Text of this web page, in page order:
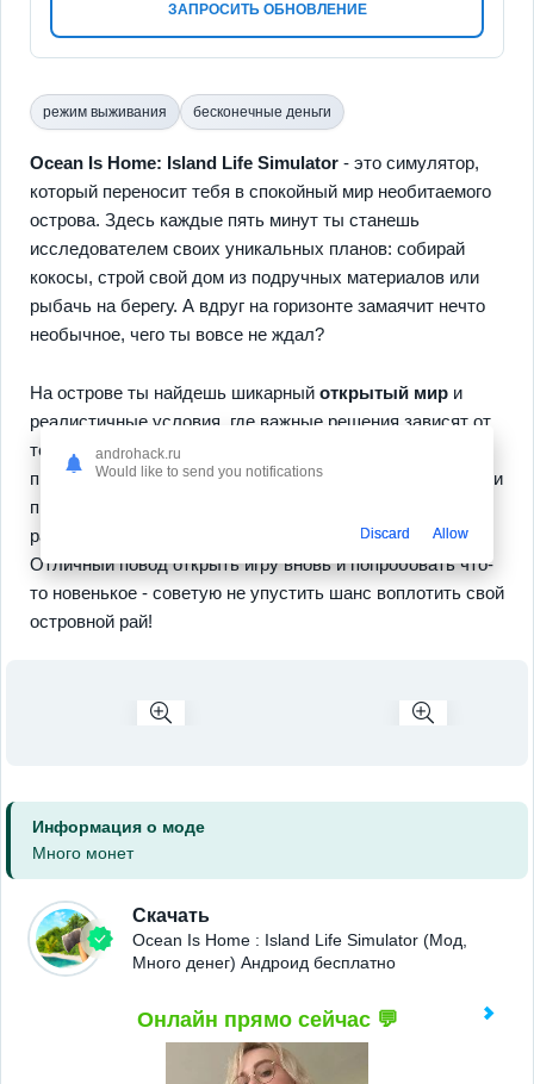
ЗАПРОСИТЬ ОБНОВЛЕНИЕ
режим выживания бесконечные деньги
Ocean Is Home: Island Life Simulator - это симулятор,
который переносит тебя в спокойный мир необитаемого
острова. Здесь каждые пять минут ты станешь
исследователем своих уникальных планов: собирай
кокосы, строй свой дом из подручных материалов или
рыбачь на берегу. А вдруг на горизонте замаячит нечто
необычное, чего ты вовсе не ждал?
На острове ты найдешь шикарный открытый мир и
реалистичные условия, где важные решения зависят от
тебя.
Улучшение навыков
приключению, а графика и звуковое сопровождение так и
просят задержаться. Ну и как без времени на
развлечения вне сети или с друзьями в мультиплеере?
Отличный повод открыть игру вновь и попробовать что-
то новенькое - советую не упустить шанс воплотить свой
островной рай!
Информация о моде
Много монет
Скачать
Ocean Is Home : Island Life Simulator (Мод,
Много денег) Андроид бесплатно
Онлайн прямо сейчас 💬
androhack.ru
Would like to send you notifications
Discard Allow